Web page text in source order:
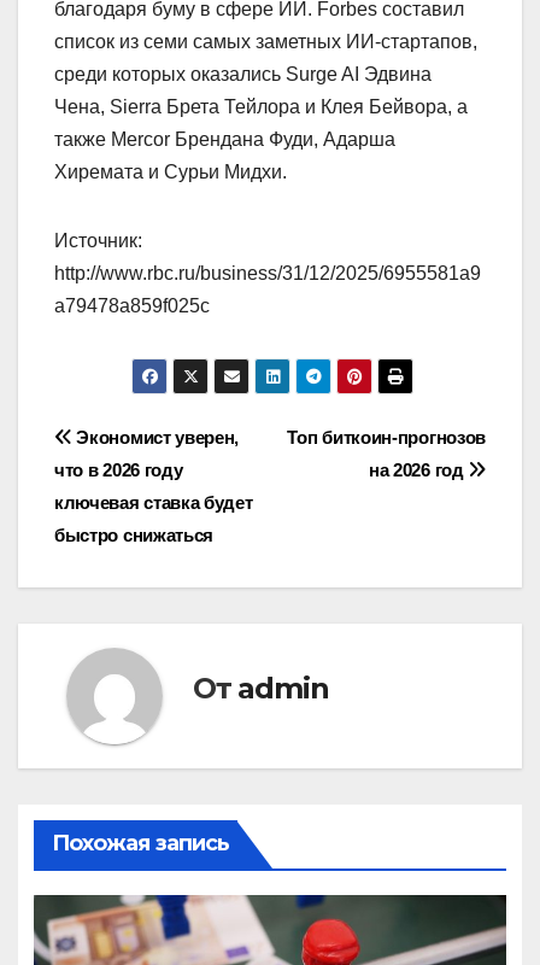
благодаря буму в сфере ИИ. Forbes составил
список из семи самых заметных ИИ-стартапов,
среди которых оказались Surge AI Эдвина
Чена, Sierra Брета Тейлора и Клея Бейвора, а
также Mercor Брендана Фуди, Адарша
Хиремата и Сурьи Мидхи.
Источник:
http://www.rbc.ru/business/31/12/2025/6955581a9
a79478a859f025c
Навигация
по
записям
Топ биткоин-прогнозов
на 2026 год
Экономист уверен,
что в 2026 году
ключевая ставка будет
быстро снижаться
От admin
Похожая запись